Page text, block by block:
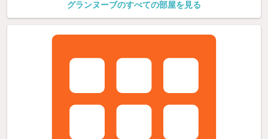
グランヌーブのすべての部屋を見る